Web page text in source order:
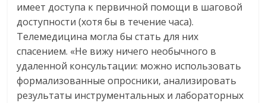
имеет доступа к первичной помощи в шаговой
доступности (хотя бы в течение часа).
Телемедицина могла бы стать для них
спасением. «Не вижу ничего необычного в
удаленной консультации: можно использовать
формализованные опросники, анализировать
результаты инструментальных и лабораторных